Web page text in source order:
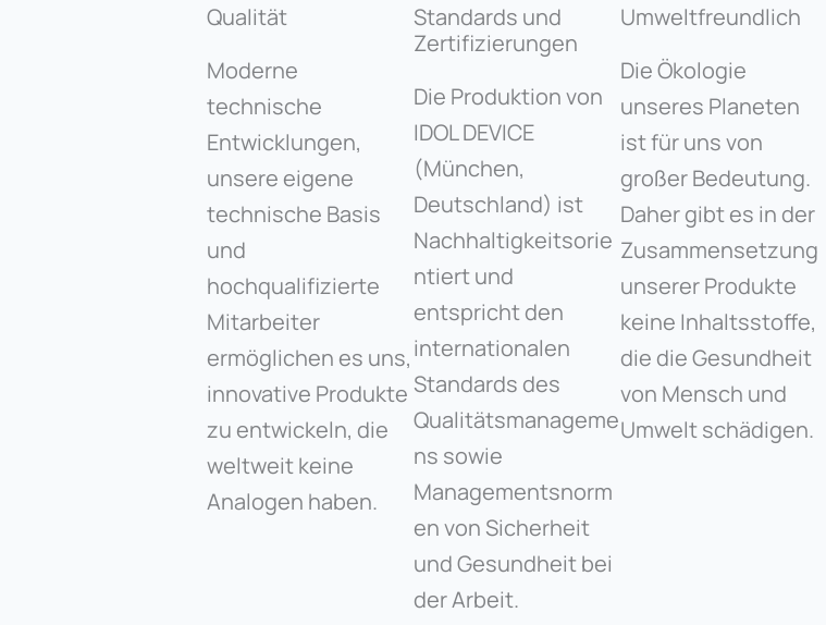
Qualität
Moderne
technische
Entwicklungen,
unsere eigene
technische Basis
und
hochqualifizierte
Mitarbeiter
ermöglichen es uns,
innovative Produkte
zu entwickeln, die
weltweit keine
Analogen haben.
Standards und
Zertifizierungen
Die Produktion von
IDOL DEVICE
(München,
Deutschland) ist
Nachhaltigkeitsorie
ntiert und
entspricht den
internationalen
Standards des
Qualitätsmanageme
ns sowie
Managementsnorm
en von Sicherheit
und Gesundheit bei
der Arbeit.
Umweltfreundlich
Die Ökologie
unseres Planeten
ist für uns von
großer Bedeutung.
Daher gibt es in der
Zusammensetzung
unserer Produkte
keine Inhaltsstoffe,
die die Gesundheit
von Mensch und
Umwelt schädigen.